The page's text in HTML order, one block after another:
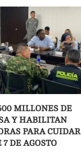
MILLONES DE
Y HABILITAN
PARA CUIDAR
DE AGOSTO